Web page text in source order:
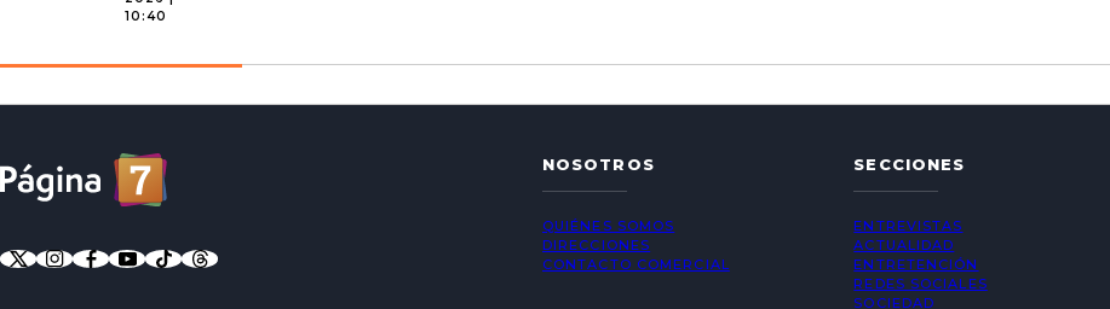
10:40
NOSOTROS
QUIÉNES SOMOS
DIRECCIONES
CONTACTO COMERCIAL
SECCIONES
ENTREVISTAS
ACTUALIDAD
ENTRETENCIÓN
REDES SOCIALES
SOCIEDAD